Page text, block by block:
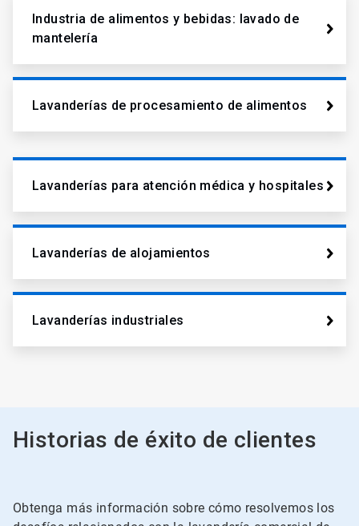
Industria de alimentos y bebidas: lavado de
mantelería
Lavanderías de procesamiento de alimentos
Lavanderías para atención médica y hospitales
Lavanderías de alojamientos
Lavanderías industriales
Historias de éxito de clientes
Obtenga más información sobre cómo resolvemos los